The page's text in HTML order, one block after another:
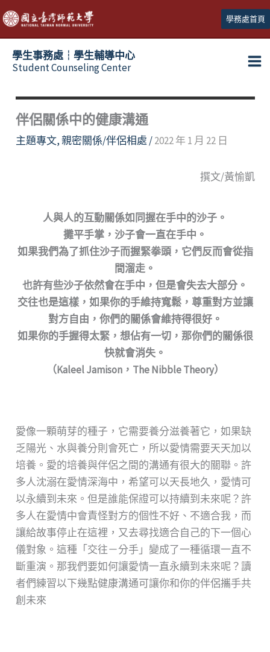
跳
至
主
學務處首頁
學生事務處┆學生輔導中心
Student Counseling Center
伴侶關係中的健康溝通
主題專文,親密關係/伴侶相處 /2022 年 1 月 22 日
撰文/黃愉凱
人與人的互動關係如同握在手中的沙子。
攤平手掌，沙子會一直在手中。
如果我們為了抓住沙子而握緊拳頭，它們反而會從指
間溜走。
也許有些沙子依然會在手中，但是會失去大部分。
交往也是這樣，如果你的手維持寬鬆，尊重對方並讓
對方自由，你們的關係會維持得很好。
如果你的手握得太緊，想佔有一切，那你們的關係很
快就會消失。
（Kaleel Jamison，The Nibble Theory）
愛像一顆萌芽的種子，它需要養分滋養著它，如果缺
乏陽光、水與養分則會死亡，所以愛情需要天天加以
培養。愛的培養與伴侶之間的溝通有很大的關聯。許
多人沈溺在愛情深海中，希望可以天長地久，愛情可
以永續到未來。但是誰能保證可以持續到未來呢？許
多人在愛情中會責怪對方的個性不好、不適合我，而
讓給故事停止在這裡，又去尋找適合自己的下一個心
儀對象。這種「交往－分手」變成了一種循環一直不
斷重演。那我們要如何讓愛情一直永續到未來呢？讀
者們練習以下幾點健康溝通可讓你和你的伴侶攜手共
創未來